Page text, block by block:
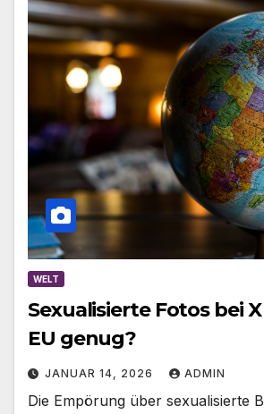
WELT
Sexualisierte Fotos bei
EU genug?
JANUAR 14, 2026 ADMIN
Die Empörung über sexualisierte